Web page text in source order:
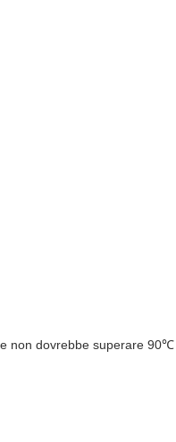
non dovrebbe superare